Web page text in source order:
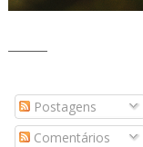
Postagens
Comentários